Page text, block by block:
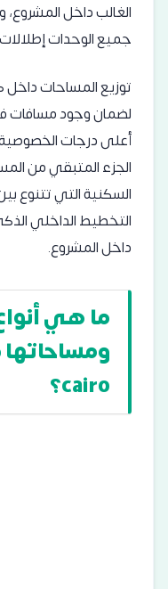
الغالب داخل المشروع،
جميع الوحدات
توزيع المساحات داخل
لضمان وجود مسافات
أعلى درجات الخصوصية
الجزء المتبقي من
السكنية التي تتنوع
التخطيط الداخلي
داخل المشروع.
ما هي
cairo؟